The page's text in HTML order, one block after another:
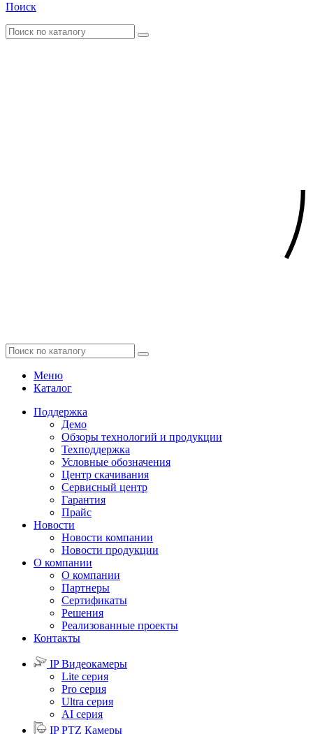
Поиск
Меню
Каталог
Поддержка
Демо
Обзоры технологий и продукции
Техподдержка
Условные обозначения
Центр скачивания
Сервисный центр
Гарантия
Прайс
Новости
Новости компании
Новости продукции
О компании
О компании
Партнеры
Сертификаты
Решения
Реализованные проекты
Контакты
IP Видеокамеры
Lite серия
Pro серия
Ultra серия
AI серия
IP PTZ Камеры